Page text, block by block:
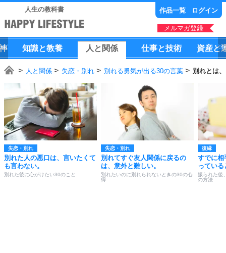
人生の教科書 作品一覧 ログイン
メルマガ登録
知識と教養 人 と 関係 仕事と技術 資産と
人と関係 失恋・別れ 別れる勇気が出る30の言葉 別れとは
失恋・別れ
別れた人の悪口は、言いたくて
も言わない。
別れた後に心がけたい30のこと
失恋・別れ
別れてすぐ友人関係に戻るの
は、意外と難しい。
別れたいのに別れられないときの30の心
得
復縁
すでに相
っている
振られた後
の方法